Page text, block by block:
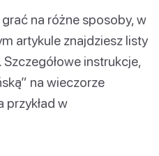
na różne sposoby, w
artykule znajdziesz listy
instrukcje,
na wieczorze
przykład w